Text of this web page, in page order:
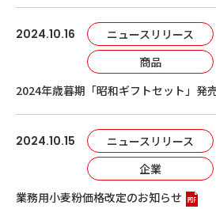
2024.10.16
ニュースリリース
商品
2024年歳暮期「昭和ギフトセット」発
2024.10.15
ニュースリリース
企業
業務用小麦粉価格改定のお知らせ